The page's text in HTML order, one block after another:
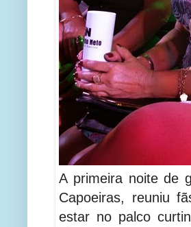
A primeira noite de
Capoeiras, reuniu
estar no palco